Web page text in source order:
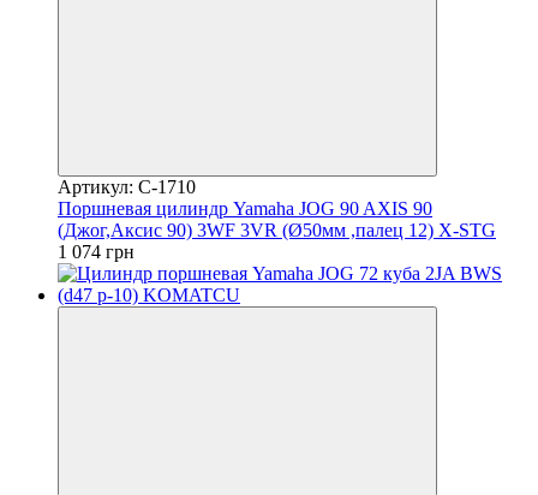
Артикул: C-1710
Поршневая цилиндр Yamaha JOG 90 AXIS 90
(Джог,Аксис 90) 3WF 3VR (Ø50мм ,палец 12) X-STG
1 074 грн